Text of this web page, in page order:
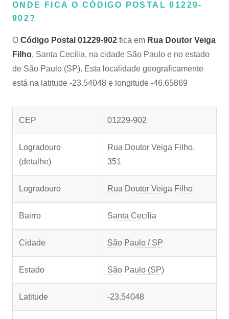
ONDE FICA O CÓDIGO POSTAL 01229-
902?
O Código Postal 01229-902 fica em Rua Doutor Veiga
Filho, Santa Cecília, na cidade São Paulo e no estado
de São Paulo (SP). Esta localidade geograficamente
está na latitude -23.54048 e longitude -46.65869
CEP 01229-902
Logradouro
(detalhe)
Rua Doutor Veiga Filho,
351
Logradouro Rua Doutor Veiga Filho
Bairro Santa Cecília
Cidade São Paulo / SP
Estado São Paulo (SP)
Latitude -23.54048